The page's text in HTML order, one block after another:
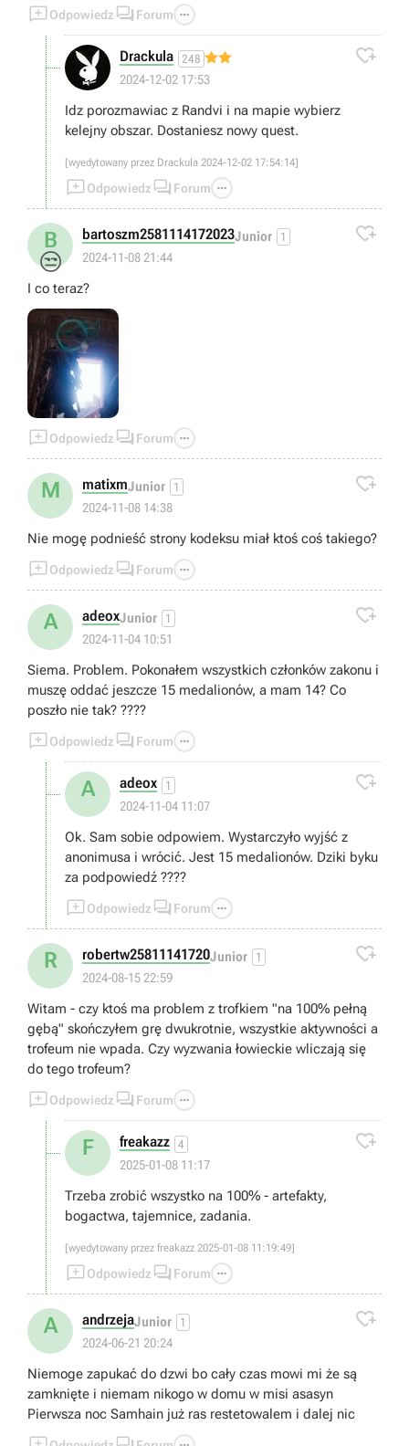
Odpowiedz  Forum 
Drackula 248
2024-12-02 17:53

Idz porozmawiac z Randvi i na mapie wybierz
kelejny obszar. Dostaniesz nowy quest.
[wyedytowany przez Drackula 2024-12-02 17:54:14]
Odpowiedz  Forum 
B
😒
bartoszm2581114172023Junior 1
2024-11-08 21:44

I co teraz?
Odpowiedz  Forum 
M matixmJunior 1
2024-11-08 14:38

Nie mogę podnieść strony kodeksu miał ktoś coś takiego?
Odpowiedz  Forum 
A adeoxJunior 1
2024-11-04 10:51

Siema. Problem. Pokonałem wszystkich członków zakonu i
muszę oddać jeszcze 15 medalionów, a mam 14? Co
poszło nie tak? ????
Odpowiedz  Forum 
A adeox 1
2024-11-04 11:07

Ok. Sam sobie odpowiem. Wystarczyło wyjść z
anonimusa i wrócić. Jest 15 medalionów. Dziki byku
za podpowiedź ????
Odpowiedz  Forum 
R robertw25811141720Junior 1
2024-08-15 22:59

Witam - czy ktoś ma problem z trofkiem "na 100% pełną
gębą" skończyłem grę dwukrotnie, wszystkie aktywności a
trofeum nie wpada. Czy wyzwania łowieckie wliczają się
do tego trofeum?
Odpowiedz  Forum 
F freakazz 4
2025-01-08 11:17

Trzeba zrobić wszystko na 100% - artefakty,
bogactwa, tajemnice, zadania.
[wyedytowany przez freakazz 2025-01-08 11:19:49]
Odpowiedz  Forum 
A andrzejaJunior 1
2024-06-21 20:24

Niemoge zapukać do dzwi bo cały czas mowi mi że są
zamknięte i niemam nikogo w domu w misi asasyn
Pierwsza noc Samhain już ras restetowalem i dalej nic